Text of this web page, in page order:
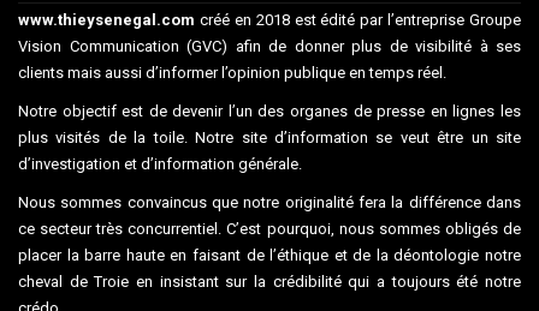
www.thieysenegal.com créé en 2018 est édité par l’entreprise Groupe
Vision Communication (GVC) afin de donner plus de visibilité à ses
clients mais aussi d’informer l’opinion publique en temps réel.
Notre objectif est de devenir l’un des organes de presse en lignes les
plus visités de la toile. Notre site d’information se veut être un site
d’investigation et d’information générale.
Nous sommes convaincus que notre originalité fera la différence dans
ce secteur très concurrentiel. C’est pourquoi, nous sommes obligés de
placer la barre haute en faisant de l’éthique et de la déontologie notre
cheval de Troie en insistant sur la crédibilité qui a toujours été notre